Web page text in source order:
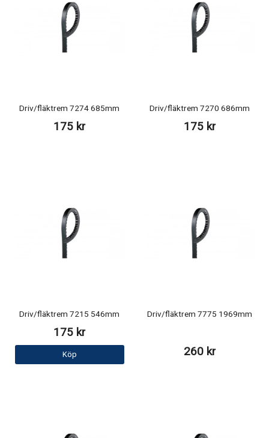
Driv/fläktrem 7274 685mm
175 kr
Driv/fläktrem 7270 686mm
175 kr
Driv/fläktrem 7215 546mm
175 kr
Köp
Driv/fläktrem 7775 1969mm
260 kr